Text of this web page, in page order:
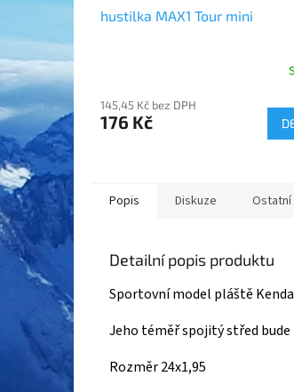
hustilka MAX1 Tour mini
145,45 Kč bez DPH
176 Kč
Popis Diskuze
Detailní popis produktu
Sportovní model pláště
Jeho téměř spojitý střed
Rozměr 24x1,95